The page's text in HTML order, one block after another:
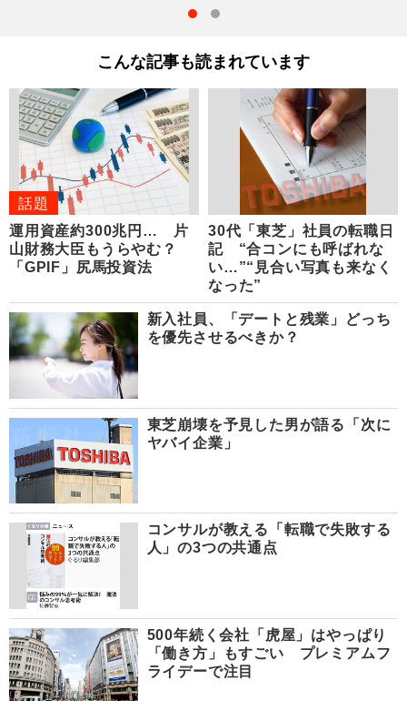
こんな記事も読まれています
話題
運用資産約300兆円… 片
山財務大臣もうらやむ？
「GPIF」尻馬投資法
30代「東芝」社員の転職日
記 “合コンにも呼ばれな
い…”“見合い写真も来なく
なった”
新入社員、「デートと残業」どっち
を優先させるべきか？
東芝崩壊を予見した男が語る「次に
ヤバイ企業」
コンサルが教える「転職で失敗する
人」の3つの共通点
500年続く会社「虎屋」はやっぱり
「働き方」もすごい プレミアムフ
ライデーで注目